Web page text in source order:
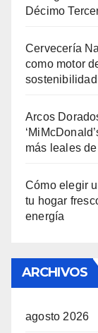
Décimo
Cervecería
como motor
Arcos
más leales
Cómo elegir
tu hogar
energía
ARCHIVOS
agosto 2026